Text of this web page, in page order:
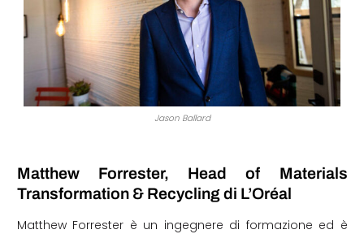
Jason Ballard
Matthew Forrester, Head of Materials
Transformation & Recycling di L’Oréal
Matthew Forrester è un ingegnere di formazione ed è